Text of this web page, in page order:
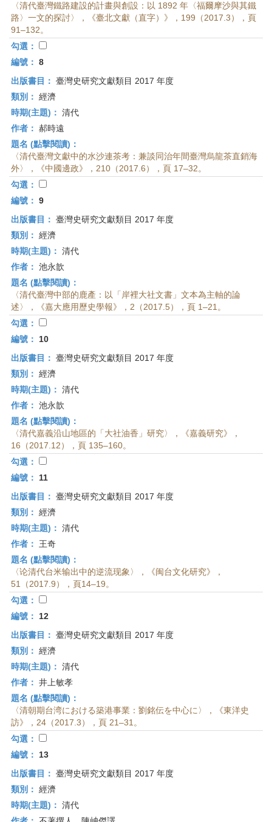
〈清代臺灣鐵路建設的計畫與創設：以 1892 年〈福爾摩沙與其鐵
路〉一文的探討〉，《臺北文獻（直字）》，199（2017.3），頁
91–132。
勾選：
編號： 8
出版書目： 臺灣史研究文獻類目 2017 年度
類別： 經濟
時期(主題)： 清代
作者： 郝時遠
題名 (點擊閱讀)：
〈清代臺灣文獻中的水沙連茶考：兼談同治年間臺灣烏龍茶直銷海
外〉，《中國邊政》，210（2017.6），頁 17–32。
勾選：
編號： 9
出版書目： 臺灣史研究文獻類目 2017 年度
類別： 經濟
時期(主題)： 清代
作者： 池永歆
題名 (點擊閱讀)：
〈清代臺灣中部的鹿產：以「岸裡大社文書」文本為主軸的論
述〉，《嘉大應用歷史學報》，2（2017.5），頁 1–21。
勾選：
編號：
10
出版書目： 臺灣史研究文獻類目 2017 年度
類別： 經濟
時期(主題)： 清代
作者： 池永歆
題名 (點擊閱讀)：
〈清代嘉義沿山地區的「大社油香」研究〉，《嘉義研究》，
16（2017.12），頁 135–160。
勾選：
編號：
11
出版書目： 臺灣史研究文獻類目 2017 年度
類別： 經濟
時期(主題)： 清代
作者：
王奇
題名 (點擊閱讀)：
〈论清代台米输出中的逆流现象〉，《闽台文化研究》，
51（2017.9），頁14–19。
勾選：
編號：
12
出版書目： 臺灣史研究文獻類目 2017 年度
類別： 經濟
時期(主題)： 清代
作者： 井上敏孝
題名 (點擊閱讀)：
〈清朝期台湾における築港事業：劉銘伝を中心に〉，《東洋史
訪》，24（2017.3），頁 21–31。
勾選：
編號：
13
出版書目： 臺灣史研究文獻類目 2017 年度
類別： 經濟
時期(主題)： 清代